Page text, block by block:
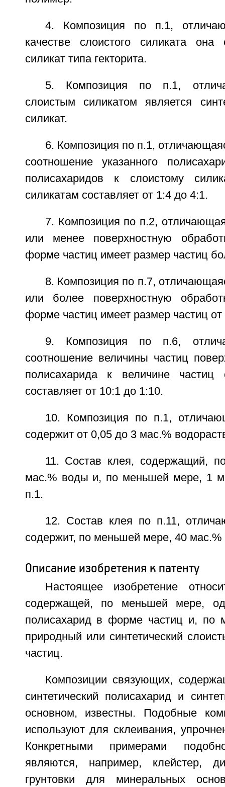
4. Композиция по п.1,
качестве слоистого силиката она
силикат типа гекторита.
5. Композиция по п.1,
слоистым силикатом является
силикат.
6. Композиция по п.1,
соотношение указанного
полисахаридов к слоистому
силикатам составляет от 1:4 до 4:1.
7. Композиция по п.2,
или менее поверхностную
форме частиц имеет размер частиц
8. Композиция по п.7,
или более поверхностную
форме частиц имеет размер частиц
9. Композиция по п.6,
соотношение величины частиц
полисахарида к величине частиц
составляет от 10:1 до 1:10.
10. Композиция по п.1,
содержит от 0,05 до 3 мас.%
11. Состав клея, содержащий,
мас.% воды и, по меньшей мере, 1
п.1.
12. Состав клея по п.11,
содержит, по меньшей мере, 40
Описание изобретения к патенту
Настоящее изобретение
содержащей, по меньшей мере,
полисахарид в форме частиц и, по
природный или синтетический
частиц.
Композиции связующих,
синтетический полисахарид и
основном, известны. Подобные
используют для склеивания,
Конкретными примерами
являются, например, клейстер,
грунтовки для минеральных